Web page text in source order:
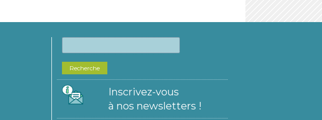
Recherche
Inscrivez-vous
à nos newsletters !